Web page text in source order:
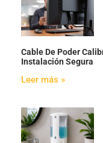
Cable De Poder
Instalación Segura
Leer más »